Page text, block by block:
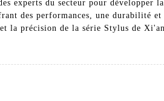
experts du secteur pour développer
des performances, une durabilité et
la précision de la série Stylus de Xi'an